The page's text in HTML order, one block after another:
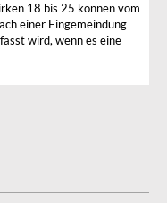
18 bis 25 können vom
einer Eingemeindung
wird, wenn es eine